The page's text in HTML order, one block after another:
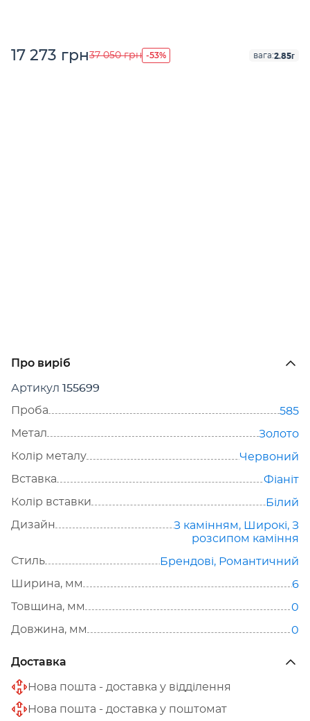
Про виріб
Артикул 155699
Проба
585
Метал
Золото
Колір металу
Червоний
Вставка
Фіаніт
Колір вставки
Білий
Дизайн
З камінням, Широкі, З
розсипом каміння
Стиль
Брендові, Романтичний
Ширина, мм
6
Товщина, мм
0
Довжина, мм
0
Доставка
Нова пошта - доставка у відділення
Нова пошта - доставка у поштомат
17 273 грн37 050 грн -53% вага:2.85г